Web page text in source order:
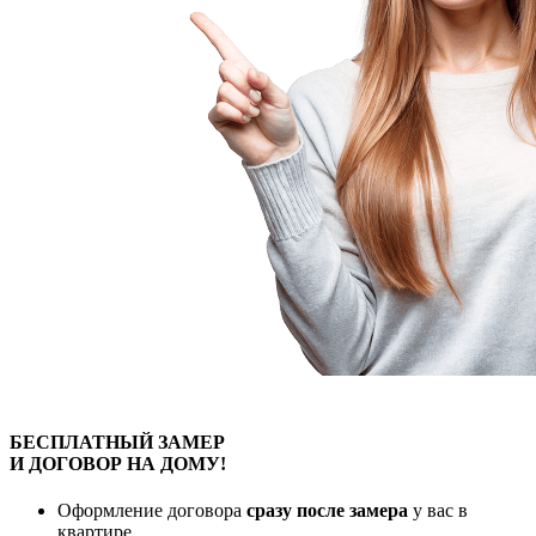
БЕСПЛАТНЫЙЗАМЕР
И ДОГОВОР НА ДОМУ!
Оформление договора сразу после замера у вас в